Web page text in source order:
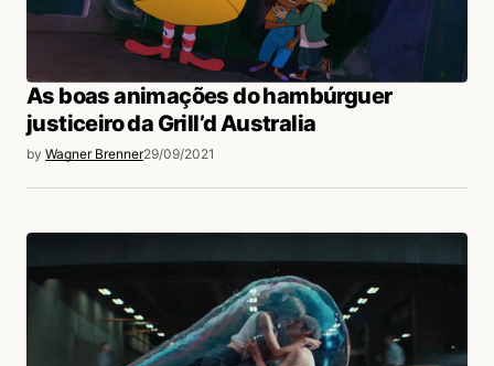
As boas animações do hambúrguer
justiceiro da Grill’d Australia
by Wagner Brenner29/09/2021